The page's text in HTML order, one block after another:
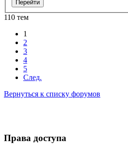
110 тем
1
2
3
4
5
След.
Вернуться к списку форумов
Права доступа